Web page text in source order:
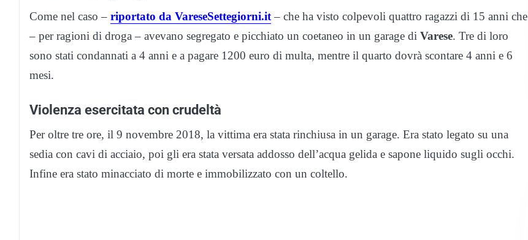
Come nel caso – riportato da VareseSettegiorni.it– che ha visto colpevoli quattro ragazzi di 15 anni che
– per ragioni di droga – avevano segregato e picchiato un coetaneo in un garage di Varese. Tre di loro
sono stati condannati a 4 anni e a pagare 1200 euro di multa, mentre il quarto dovrà scontare 4 anni e 6
mesi.
Violenza esercitata con crudeltà
Per oltre tre ore, il 9 novembre 2018, la vittima era stata rinchiusa in un garage. Era stato legato su una
sedia con cavi di acciaio, poi gli era stata versata addosso dell’acqua gelida e sapone liquido sugli occhi.
Infine era stato minacciato di morte e immobilizzato con un coltello.